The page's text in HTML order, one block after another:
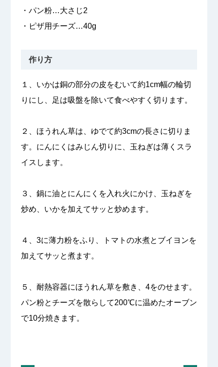
・パン粉…大さじ2
・ピザ用チーズ…40g
作り方
１、いかは銅の部分の皮をむいて約1cm幅の輪切
りにし、足は吸盤を除いて食べやすく切ります。
２、ほうれん草は、ゆでて約3cmの長さに切りま
す。にんにくはみじん切りに、玉ねぎは薄くスラ
イスします。
３、鍋に油とにんにくを入れ火にかけ、玉ねぎを
炒め、いかを加えてサッと炒めます。
４、3に薄力粉をふり、トマトの水煮とブイヨンを
加えてサッと煮ます。
５、耐熱容器にほうれん草を敷き、4をのせます。
パン粉とチーズを散らして200℃に温めたオーブン
で10分焼きます。